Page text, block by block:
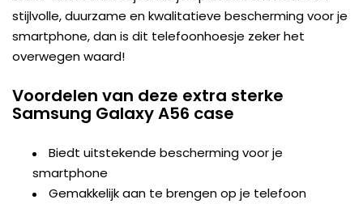
stijlvolle, duurzame en kwalitatieve bescherming voor je
smartphone, dan is dit telefoonhoesje zeker het
overwegen waard!
Voordelen van deze extra sterke
Samsung Galaxy A56 case
Biedt uitstekende bescherming voor je
smartphone
Gemakkelijk aan te brengen op je telefoon